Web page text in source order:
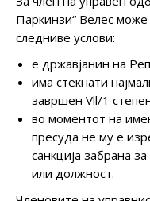
Паркинзи“ Велес
следниве услови:
е државјанин на
има стекнати
завршен Vll/1
во моментот на
пресуда не му е
санкција забрана
или должност.